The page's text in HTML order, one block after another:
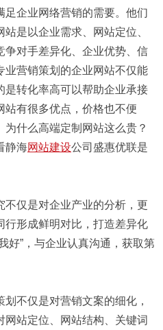
企业网络营销的需要。他们
是以企业需求、网站定位、
争对手差异化、企业优势、信
业营销策划的企业网站不仅能
是转化率高可以帮助企业承接
站有很多优点，价格也不便
什么高端定制网站这么贵？
静海网站建设公司盛惠优联是
仅是对企业产业的分析，更
行形成鲜明对比，打造差异化
好”，与企业认真沟通，获取第
不仅是对营销文案的细化，
站定位、网站结构、关键词